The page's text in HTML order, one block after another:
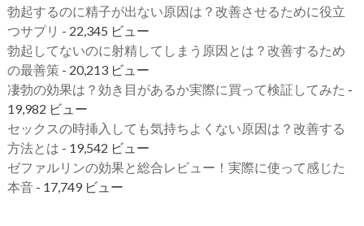
勃起するのに精子が出ない原因は？改善させるために役立
つサプリ - 22,345 ビュー
勃起してないのに射精してしまう原因とは？改善するため
の最善策- 20,213 ビュー
凄勃の効果は？効き目があるか実際に買って検証してみた -
19,982 ビュー
セックスの時挿入しても気持ちよくない原因は？改善する
方法とは - 19,542 ビュー
ゼファルリンの効果と総合レビュー！実際に使って感じた
本音- 17,749 ビュー